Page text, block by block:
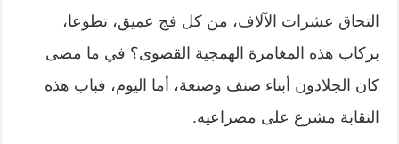
التحاق عشرات الآلاف، من كل فج عميق، تطوعا،
بركاب هذه المغامرة الهمجية القصوى؟ في ما مضى
كان الجلادون أبناء صنف وصنعة، أما اليوم، فباب هذه
النقابة مشرع على مصراعيه.